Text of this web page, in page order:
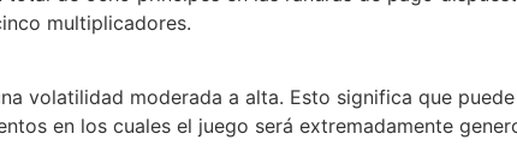
multiplicadores.
volatilidad moderada a alta. Esto significa que
en los cuales el juego será extremadamente